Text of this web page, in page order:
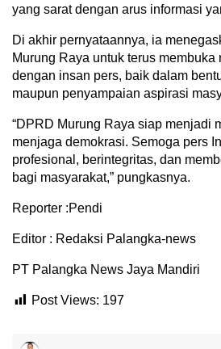
yang sarat dengan arus informasi
Di akhir pernyataannya, ia
Murung Raya untuk terus membuka
dengan insan pers, baik dalam
maupun penyampaian aspirasi
“DPRD Murung Raya siap menjadi
menjaga demokrasi. Semoga pers
profesional, berintegritas, dan
bagi masyarakat,” pungkasnya.
Reporter :Pendi
Editor : Redaksi Palangka-news
PT Palangka News Jaya Mandiri
Post Views: 197